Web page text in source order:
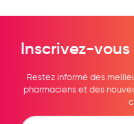
Préservatifs - Gels lubrifiants
Parfums et bougies
Beauté au naturel
Inscrivez-
Restez informé des
pharmaciens et des